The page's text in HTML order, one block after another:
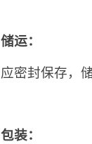
储运：
应密封保存，
包装：